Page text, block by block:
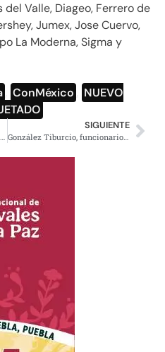
Valle, Diageo, Ferrero de
Jumex, Jose Cuervo,
La Moderna, Sigma y
ConMéxico
NUEVO
¿Por qué Vlady no ha sido reconocido, como uno de los grandes pintores Mexicanos?
SIGUIENTE
González Tiburcio, funcionario con Robles logra suspender el proceso en su contra